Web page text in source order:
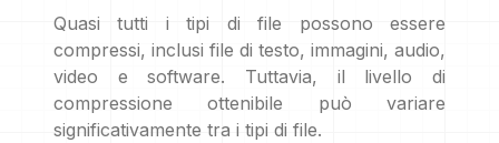
Quasi tutti i tipi di file possono essere
compressi, inclusi file di testo, immagini, audio,
video e software. Tuttavia, il livello di
compressione ottenibile può variare
significativamente tra i tipi di file.